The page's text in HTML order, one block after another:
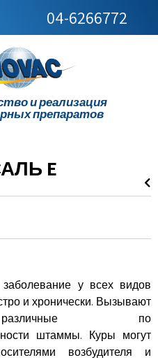
04-6266772
и реализация
препаратов
E
у всех видов
и хронически. Вызывают
по
штаммы. Куры могут
возбудителя и